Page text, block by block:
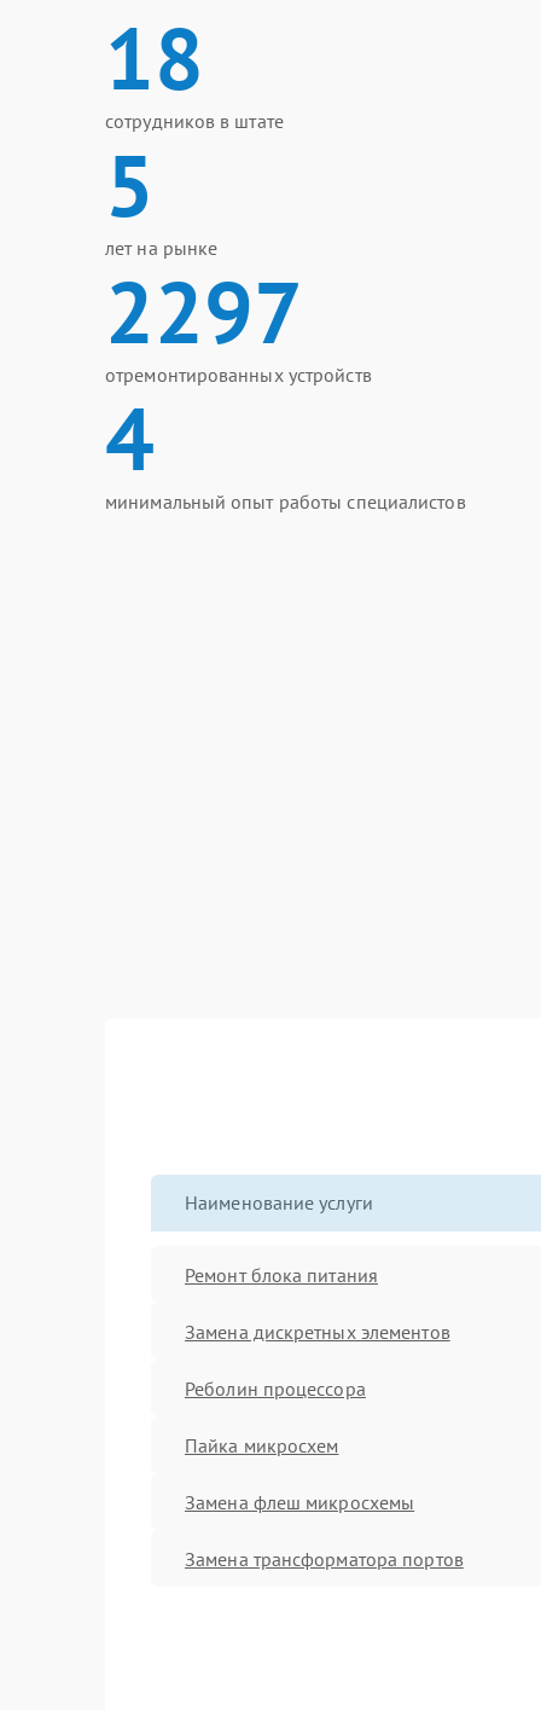
18
сотрудников в штате
5
лет на рынке
2297
отремонтированных устройств
4
минимальный опыт работы специалистов
Наименование услуги
Ремонт блока питания
Замена дискретных элементов
Реболин процессора
Пайка микросхем
Замена флеш микросхемы
Замена трансформатора портов